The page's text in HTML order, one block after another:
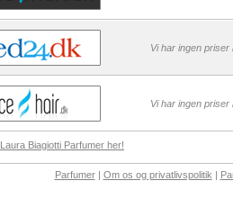
Vi har ingen
Vi har ingen
Laura Biagiotti Parfumer her!
Parfumer| Om os og privatlivspolitik |